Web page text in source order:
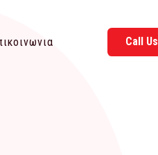
Call Us